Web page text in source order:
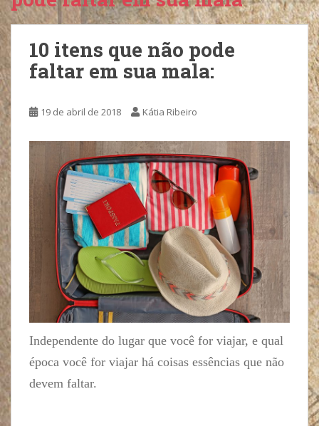
10 itens que não pode
faltar em sua mala:
19 de abril de 2018 Kátia Ribeiro
Independente do lugar que você for viajar, e qual
época você for viajar há coisas essências que não
devem faltar.